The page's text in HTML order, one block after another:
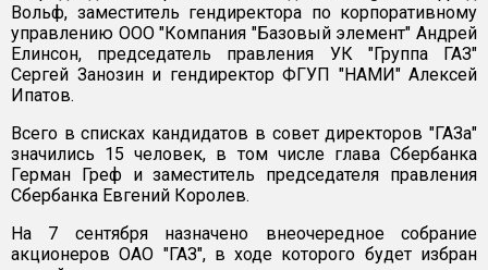
Вольф, заместитель гендиректора по корпоративному
управлению ООО "Компания "Базовый элемент" Андрей
Елинсон, председатель правления УК "Группа ГАЗ"
Сергей Занозин и гендиректор ФГУП "НАМИ" Алексей
Ипатов.
Всего в списках кандидатов в совет директоров "ГАЗа"
значились 15 человек, в том числе глава Сбербанка
Герман Греф и заместитель председателя правления
Сбербанка Евгений Королев.
На 7 сентября назначено внеочередное собрание
акционеров ОАО "ГАЗ", в ходе которого будет избран